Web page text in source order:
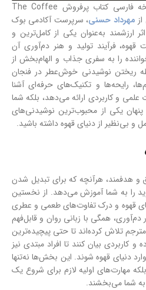
با افتخار نسخه فارسی کتاب پرفروش The Coffee
مهرداد حسنی، سرپرست آکادمی بوک
ارزشمند به‌عنوان یکی از کامل‌ترین و
قهوه، فرآیند تولید و هنر دم‌آوری آن
را به سفری جذاب و الهام‌بخش از
ریختن نوشیدنی خوش‌عطر در فنجان
رایحه‌ها و تکنیک‌های حرفه‌ای آشنا
علمی و کاربردی ارائه می‌دهد، بلکه شما
پنهان یکی از محبوب‌ترین نوشیدنی‌های
و بی‌نظیر از دنیای قهوه داشته باشید.
و هدفمند، هرآنچه که برای تبدیل شدن
را به شما آموزش می‌دهد. از نخستین
قهوه و درک تفاوت‌های طعمی و عطری
دم‌آوری، همگی با زبانی روان و قابل‌فهم
تلاش کرده‌اند تا حتی پیچیده‌ترین
بیان کنند تا افراد مبتدی نیز
دنیای قهوه شوند. این بخش‌ها نه‌تنها
مهارت‌های اولیه لازم برای شروع یک
به شما می‌بخشند.